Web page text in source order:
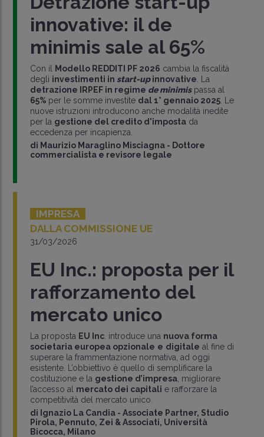
innovative: il de
minimis sale al 65%
Con il Modello REDDITI PF 2026 cambia la fiscalità
degli investimenti in start-upinnovative . La
detrazione IRPEF in regime de minimispassa al
65% per le somme investite dal 1° gennaio 2025. Le
nuove istruzioni introducono anche modalità inedite
per la gestione del credito d'impostada
eccedenza per incapienza.
di Maurizio Maraglino Misciagna - Dottore
commercialista e revisore legale
IMPRESA
DALLA COMMISSIONE UE
31/03/2026
EU Inc.: proposta per il
rafforzamento del
mercato unico
La proposta EU Inc. introduce una nuova forma
societaria europea opzionale e digitale al fine di
superare la frammentazione normativa, ad oggi
esistente. L’obbiettivo è quello di semplificare la
costituzione e la gestione d’impresa, migliorare
l’accesso al mercato dei capitali e rafforzare la
competitività del mercato unico.
di Ignazio La Candia - Associate Partner, Studio
Pirola, Pennuto, Zei & Associati, Università
Bicocca, Milano